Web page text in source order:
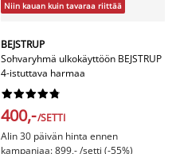
Niin kauan kuin tavaraa riittää
BEJSTRUP
Sohvaryhmä ulkokäyttöön BEJSTRUP
4-istuttava harmaa






400,-/SETTI
Alin 30 päivän hinta ennen
kampanjaa: 899,- /setti (-55%)